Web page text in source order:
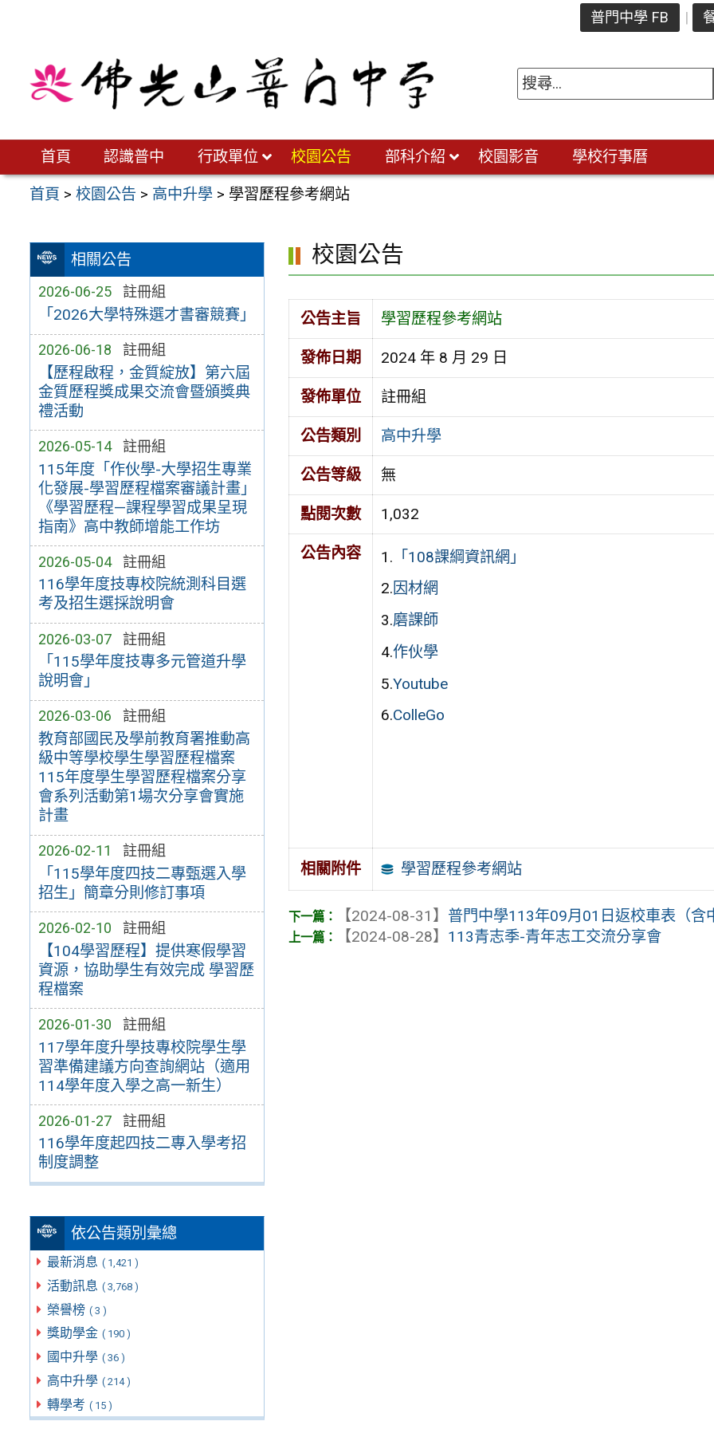
普門中學 FB
首頁 認識普中 行政單位 校園公告 部科介紹 校園影音 學校行事曆
首頁 >校園公告 > 高中升學 > 學習歷程參考網站
相關公告
2026-06-25 註冊組
「2026大學特殊選才書審競賽」
2026-06-18 註冊組
【歷程啟程，金質綻放】第六屆
金質歷程獎成果交流會暨頒獎典
禮活動
2026-05-14 註冊組
115年度「作伙學-大學招生專業
化發展-學習歷程檔案審議計畫」
《學習歷程—課程學習成果呈現
指南》高中教師增能工作坊
2026-05-04 註冊組
116學年度技專校院統測科目選
考及招生選採說明會
2026-03-07 註冊組
「115學年度技專多元管道升學
說明會」
2026-03-06 註冊組
教育部國民及學前教育署推動高
級中等學校學生學習歷程檔案
115年度學生學習歷程檔案分享
會系列活動第1場次分享會實施
計畫
2026-02-11 註冊組
「115學年度四技二專甄選入學
招生」簡章分則修訂事項
2026-02-10 註冊組
【104學習歷程】提供寒假學習
資源，協助學生有效完成 學習歷
程檔案
2026-01-30 註冊組
117學年度升學技專校院學生學
習準備建議方向查詢網站（適用
114學年度入學之高一新生）
2026-01-27 註冊組
116學年度起四技二專入學考招
制度調整
依公告類別彙總
最新消息 ( 1,421 )
活動訊息 ( 3,768 )
榮譽榜 ( 3 )
獎助學金 ( 190 )
國中升學 ( 36 )
高中升學 ( 214 )
轉學考 ( 15 )
校園公告
公告主旨 學習歷程參考網站
發佈日期 2024 年 8 月 29 日
發佈單位 註冊組
公告類別 高中升學
公告等級 無
點閱次數 1,032
公告內容 1. 「108課綱資訊網」
2.因材網
3.磨課師
4.作伙學
5.Youtube
6.ColleGo
相關附件 學習歷程參考網站
【2024-08-31】 普門中學113年09月01日返校車表（含
【2024-08-28】 113青志季-青年志工交流分享會